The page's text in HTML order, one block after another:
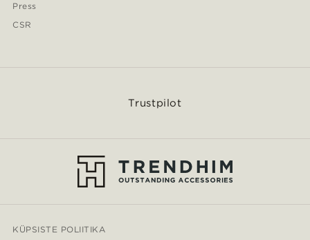
Press
CSR
Trustpilot
KÜPSISTE POLIITIKA